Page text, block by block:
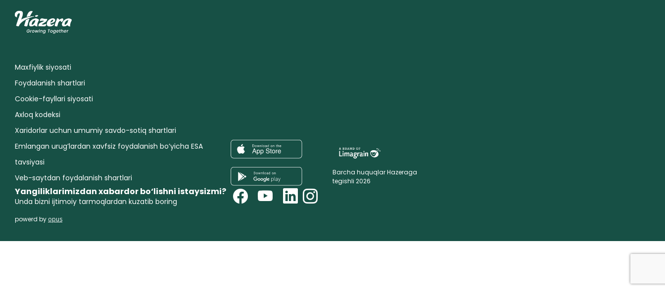
Maxfiylik siyosati
Foydalanish shartlari
Cookie-fayllari siyosati
Axloq kodeksi
Xaridorlar uchun umumiy savdo-sotiq shartlari
Emlangan urug’lardan xavfsiz foydalanish bo’yicha ESA
tavsiyasi
Veb-saytdan foydalanish shartlari
Barcha huquqlar Hazeraga
tegishli 2026
Yangiliklarimizdan xabardor bo‘lishni istaysizmi?
Unda bizni ijtimoiy tarmoqlardan kuzatib boring
powerd by opus